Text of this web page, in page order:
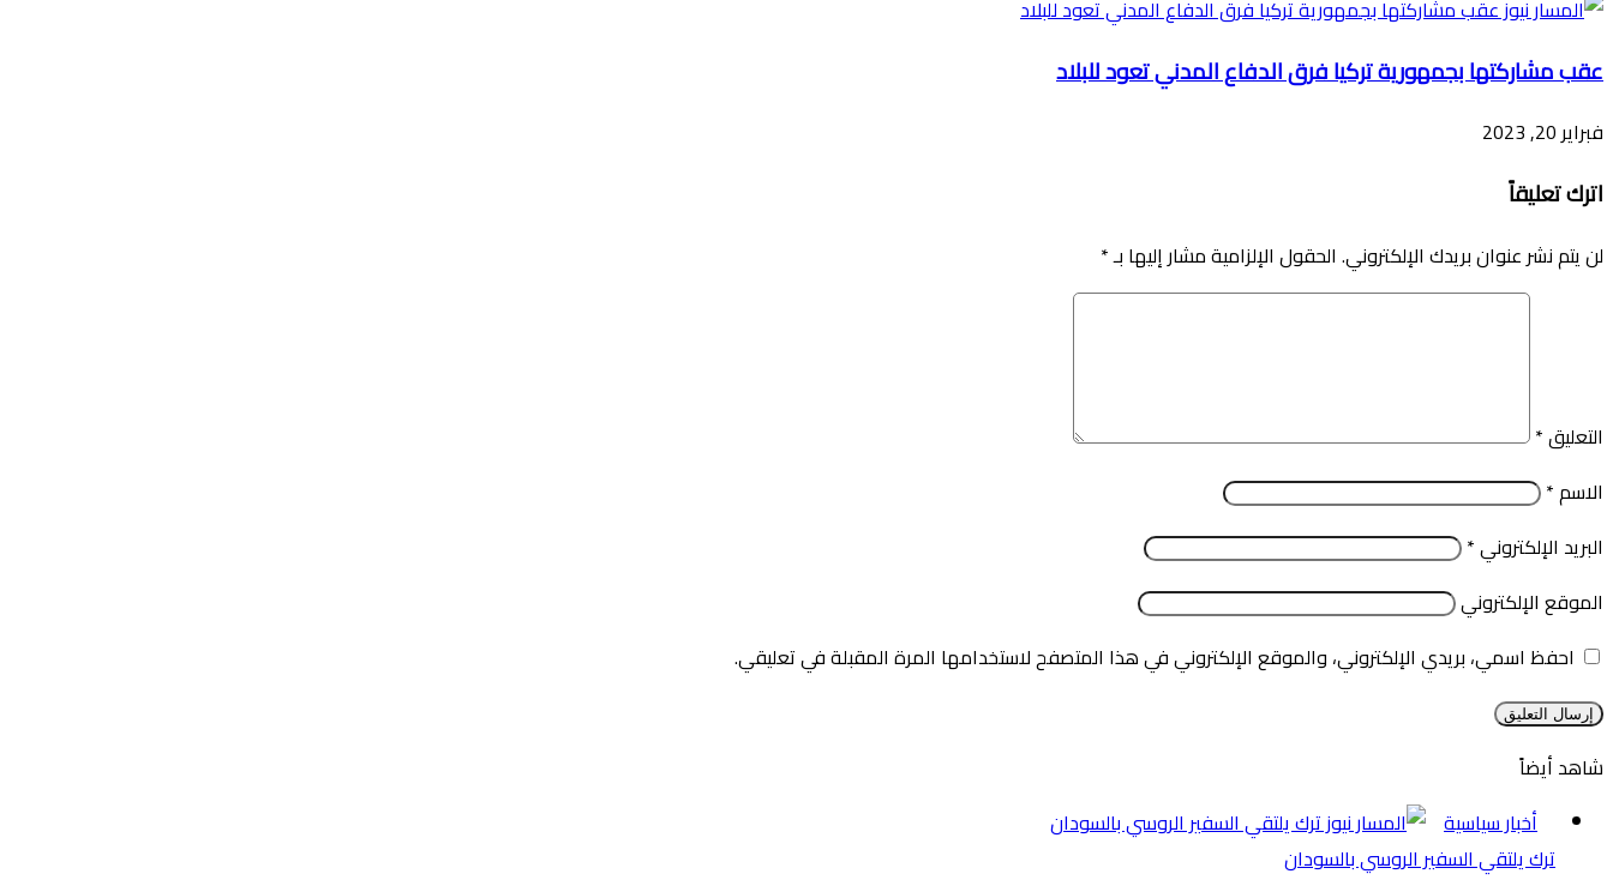
عقب مشاركتها بجمهورية تركيا فرق الدفاع المدني تعود للبلاد
فبراير 20, 2023
اترك تعليقاً
لن يتم نشر عنوان بريدك الإلكتروني. الحقول الإلزامية مشار إليها بـ*
التعليق*
الاسم*
البريد الإلكتروني*
الموقع الإلكتروني
احفظ اسمي، بريدي الإلكتروني، والموقع الإلكتروني في هذا المتصفح لاستخدامها المرة المقبلة في تعليقي.
شاهد أيضاً
أخبار سياسية
ترك يلتقي السفير الروسي بالسودان